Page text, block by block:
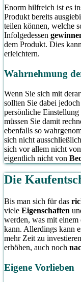
Enorm hilfreich ist es
Produkt bereits
teilen können, welche
Infolgedessen
dem Produkt. Dies
erleichtern.
Wahrnehmung
Wenn Sie sich mit
sollten Sie dabei
persönliche
müssen Sie damit
ebenfalls so
sich nicht
sich vor allem nicht
eigentlich nicht von
Die
Bis man sich für das
viele Eigenschaften
werden, was mit einem
kann. Allerdings kann
mehr Zeit zu
erhöhen, auch noch
Eigene Vorlieben